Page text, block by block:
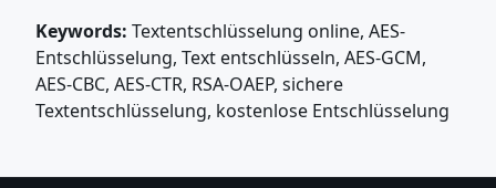
Keywords: Textentschlüsselung online, AES-
Entschlüsselung, Text entschlüsseln, AES-GCM,
AES-CBC, AES-CTR, RSA-OAEP, sichere
Textentschlüsselung, kostenlose Entschlüsselung